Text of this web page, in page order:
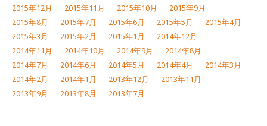
2015年12月
2015年11月 2015年10月
2015年9月
2015年8月
2015年7月 2015年6月 2015年5月
2015年4月
2015年3月
2015年2月 2015年1月
2014年12月
2014年11月
2014年10月 2014年9月
2014年8月
2014年7月
2014年6月 2014年5月 2014年4月
2014年3月
2014年2月
2014年1月 2013年12月
2013年11月
2013年9月
2013年8月 2013年7月